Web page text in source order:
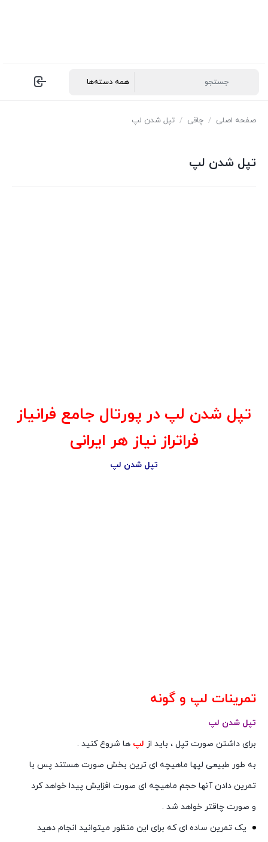
صفحه اصلی / چاقی / تپل شدن لپ
تپل شدن لپ
تپل شدن لپ در پورتال جامع فرانیاز
فراتراز نیاز هر ایرانی
تپل شدن لپ
تمرینات لپ و گونه
تپل شدن لپ
برای داشتن صورت تپل ، باید از لپ ها شروع کنید .
به طور طبیعی لپها ماهیچه ای ترین بخش صورت هستند پس با
تمرین دادن آنها حجم ماهیچه ای صورت افزایش پیدا خواهد کرد
و صورت چاقتر خواهد شد .
یک تمرین ساده ای که برای این منظور میتوانید انجام دهید